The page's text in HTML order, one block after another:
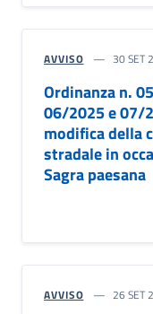
AVVISO 30 SET
Ordinanza n.
06/2025 e 07/
modifica della
stradale in
Sagra paesana
AVVISO 26 SET